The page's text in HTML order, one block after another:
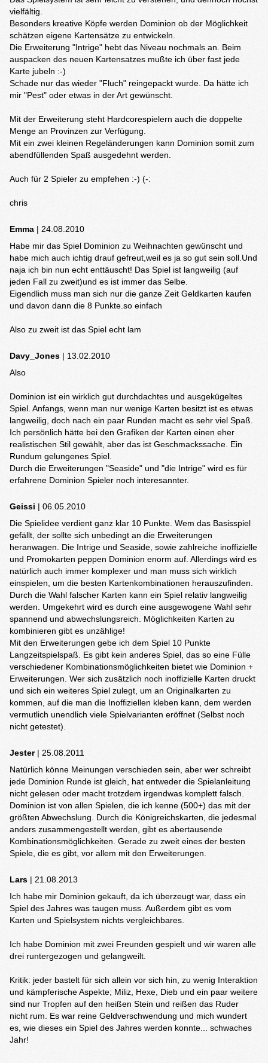
vielfältig.
Besonders kreative Köpfe werden Dominion ob der Möglichkeit
schätzen eigene Kartensätze zu entwickeln.
Die Erweiterung "Intrige" hebt das Niveau nochmals an. Beim
auspacken des neuen Kartensatzes mußte ich über fast jede
Karte jubeln :-)
Schade nur das wieder "Fluch" reingepackt wurde. Da hätte ich
mir "Pest" oder etwas in der Art gewünscht.
Mit der Erweiterung steht Hardcorespielern auch die doppelte
Menge an Provinzen zur Verfügung.
Mit ein zwei kleinen Regeländerungen kann Dominion somit zum
abendfüllenden Spaß ausgedehnt werden.
Auch für 2 Spieler zu empfehen :-) (-:
chris
Emma | 24.08.2010
Habe mir das Spiel Dominion zu Weihnachten gewünscht und
habe mich auch ichtig drauf gefreut,weil es ja so gut sein soll.Und
naja ich bin nun echt enttäuscht! Das Spiel ist langweilig (auf
jeden Fall zu zweit)und es ist immer das Selbe.
Eigendlich muss man sich nur die ganze Zeit Geldkarten kaufen
und davon dann die 8 Punkte.so einfach
Also zu zweit ist das Spiel echt lam
Davy_Jones | 13.02.2010
Also
Dominion ist ein wirklich gut durchdachtes und ausgekügeltes
Spiel. Anfangs, wenn man nur wenige Karten besitzt ist es etwas
langweilig, doch nach ein paar Runden macht es sehr viel Spaß.
Ich persönlich hätte bei den Grafiken der Karten einen eher
realistischen Stil gewählt, aber das ist Geschmackssache. Ein
Rundum gelungenes Spiel.
Durch die Erweiterungen "Seaside" und "die Intrige" wird es für
erfahrene Dominion Spieler noch interesannter.
Geissi | 06.05.2010
Die Spielidee verdient ganz klar 10 Punkte. Wem das Basisspiel
gefällt, der sollte sich unbedingt an die Erweiterungen
heranwagen. Die Intrige und Seaside, sowie zahlreiche inoffizielle
und Promokarten peppen Dominion enorm auf. Allerdings wird es
natürlich auch immer komplexer und man muss sich wirklich
einspielen, um die besten Kartenkombinationen herauszufinden.
Durch die Wahl falscher Karten kann ein Spiel relativ langweilig
werden. Umgekehrt wird es durch eine ausgewogene Wahl sehr
spannend und abwechslungsreich. Möglichkeiten Karten zu
kombinieren gibt es unzählige!
Mit den Erweiterungen gebe ich dem Spiel 10 Punkte
Langzeitspielspaß. Es gibt kein anderes Spiel, das so eine Fülle
verschiedener Kombinationsmöglichkeiten bietet wie Dominion +
Erweiterungen. Wer sich zusätzlich noch inoffizielle Karten druckt
und sich ein weiteres Spiel zulegt, um an Originalkarten zu
kommen, auf die man die Inoffiziellen kleben kann, dem werden
vermutlich unendlich viele Spielvarianten eröffnet (Selbst noch
nicht getestet).
Jester| 25.08.2011
Natürlich könne Meinungen verschieden sein, aber wer schreibt
jede Dominion Runde ist gleich, hat entweder die Spielanleitung
nicht gelesen oder macht trotzdem irgendwas komplett falsch.
Dominion ist von allen Spielen, die ich kenne (500+) das mit der
größten Abwechslung. Durch die Königreichskarten, die jedesmal
anders zusammengestellt werden, gibt es abertausende
Kombinationsmöglichkeiten. Gerade zu zweit eines der besten
Spiele, die es gibt, vor allem mit den Erweiterungen.
Lars | 21.08.2013
Ich habe mir Dominion gekauft, da ich überzeugt war, dass ein
Spiel des Jahres was taugen muss. Außerdem gibt es vom
Karten und Spielsystem nichts vergleichbares.
Ich habe Dominion mit zwei Freunden gespielt und wir waren alle
drei runtergezogen und gelangweilt.
Kritik: jeder bastelt für sich allein vor sich hin, zu wenig Interaktion
und kämpferische Aspekte; Miliz, Hexe, Dieb und ein paar weitere
sind nur Tropfen auf den heißen Stein und reißen das Ruder
nicht rum. Es war reine Geldverschwendung und mich wundert
es, wie dieses ein Spiel des Jahres werden konnte... schwaches
Jahr!